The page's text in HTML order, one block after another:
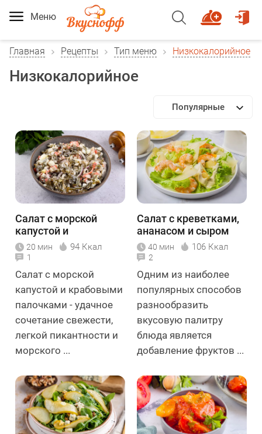
Меню
Главная Рецепты Тип меню Низкокалорийное
Низкокалорийное
Популярные
Салат с морской
капустой и
крабовыми
палочками
20 мин 94 Ккал
1
Салат с морской
капустой и крабовыми
палочками - удачное
сочетание свежести,
легкой пикантности и
морского ...
Салат с креветками,
ананасом и сыром
40 мин 106 Ккал
2
Одним из наиболее
популярных способов
разнообразить
вкусовую палитру
блюда является
добавление фруктов ...